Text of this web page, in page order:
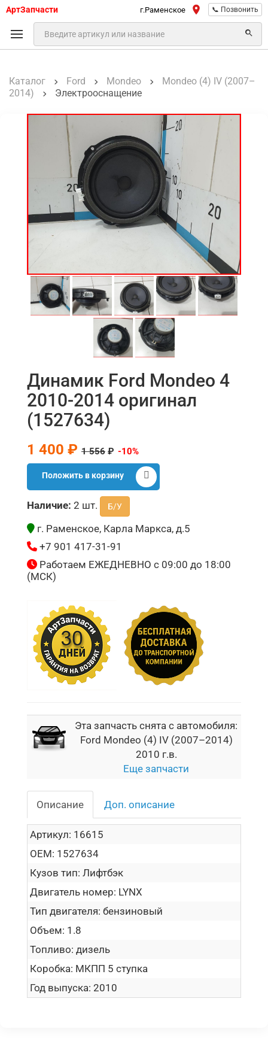
АртЗапчасти г.Раменское 📞 Позвонить
Каталог Ford Mondeo
Mondeo (4) IV (2007–
2014)
Электрооснащение
Динамик Ford Mondeo 4
2010-2014 оригинал
(1527634)
1 400 ₽ 1 556 ₽ -10%
Положить в корзину
Наличие: 2 шт. Б/У
г. Раменское, Карла Маркса, д.5
+7 901 417-31-91
Работаем ЕЖЕДНЕВНО с 09:00 до 18:00
(МСК)
Эта запчасть снята с автомобиля:
Ford Mondeo (4) IV (2007–2014)
2010 г.в.
Еще запчасти
Описание Доп. описание
Артикул: 16615
OEM: 1527634
Кузов тип: Лифтбэк
Двигатель номер: LYNX
Тип двигателя: бензиновый
Объем: 1.8
Топливо: дизель
Коробка: МКПП 5 ступка
Год выпуска: 2010